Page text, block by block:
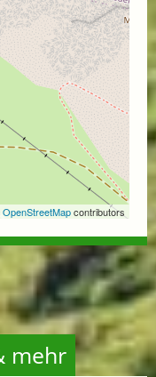
OpenStreetMapcontributors
mehr